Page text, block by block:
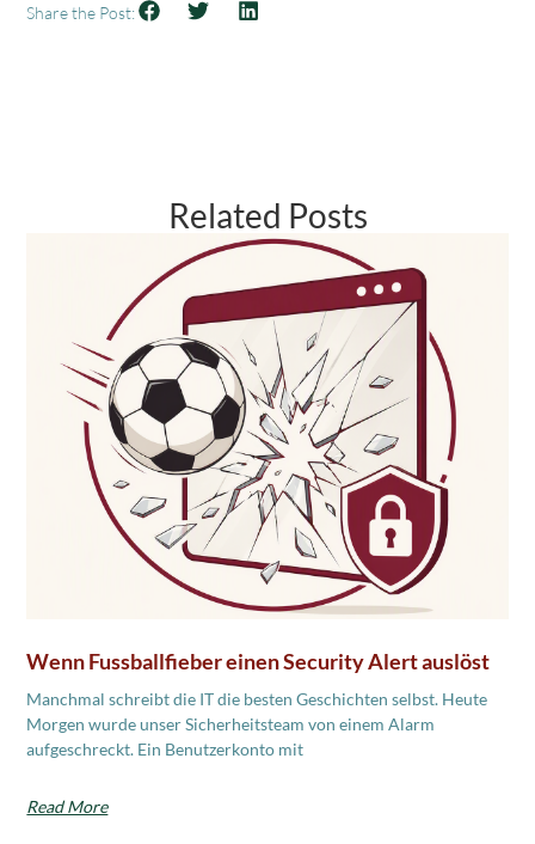
Share the Post:
Related Posts
Wenn Fussballfieber einen Security Alert auslöst
Manchmal schreibt die IT die besten Geschichten selbst. Heute
Morgen wurde unser Sicherheitsteam von einem Alarm
aufgeschreckt. Ein Benutzerkonto mit
Read More